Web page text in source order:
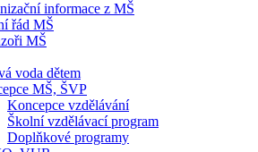
informace z MŠ
řád MŠ
MŠ
voda dětem
MŠ, ŠVP
Koncepce vzdělávání
Školní vzdělávací program
Doplňkové programy